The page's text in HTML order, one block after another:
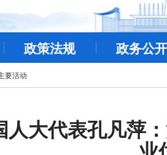
政策法规 政务公开
要活动
人大代表孔凡萍